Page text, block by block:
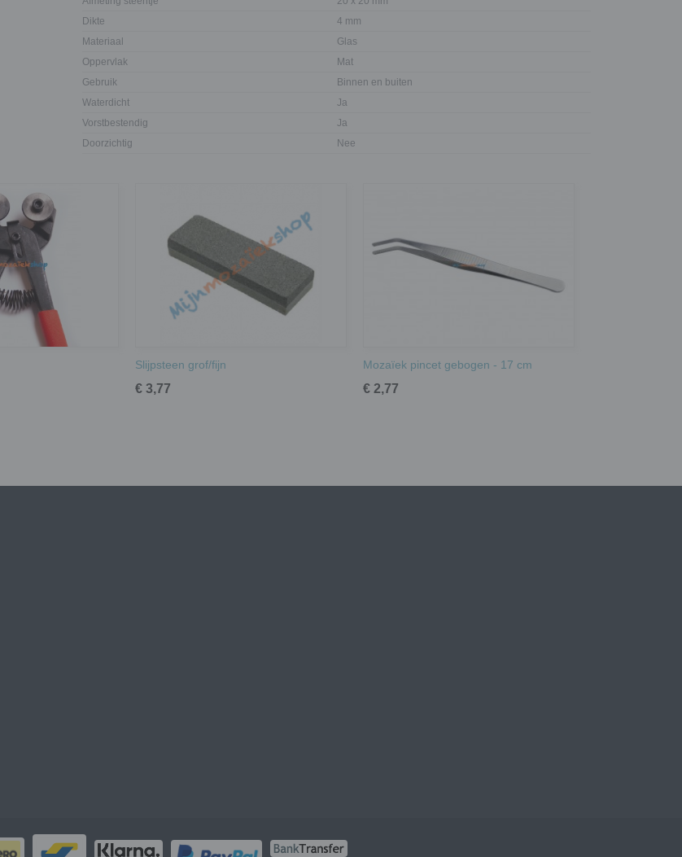
Dikte
4 mm
Materiaal
Glas
Oppervlak
Mat
Gebruik
Binnen en buiten
Waterdicht
Ja
Vorstbestendig
Ja
Doorzichtig
Nee
Slijpsteen grof/fijn
€ 3,77
Mozaïek pincet gebogen - 17 cm
€ 2,77